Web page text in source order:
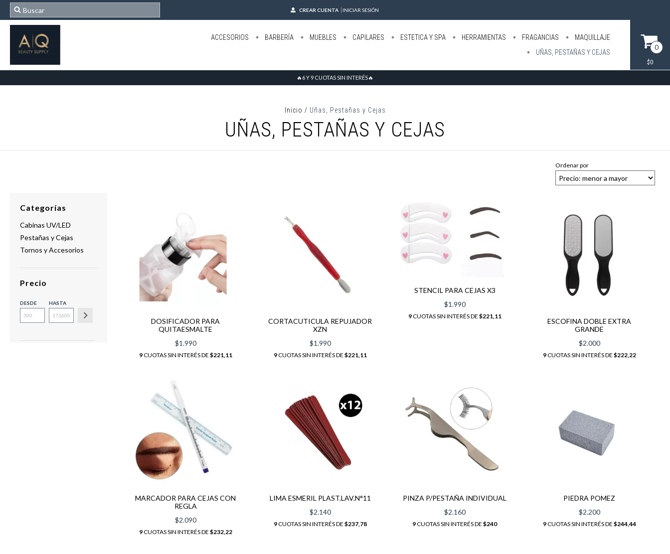
CREAR CUENTA INICIAR SESIÓN
ACCESORIOS BARBERÍA MUEBLES CAPILARES ESTETICA Y SPA HERRAMIENTAS FRAGANCIAS
MAQUILLAJE
UÑAS, PESTAÑAS Y CEJAS
0
$0
🔥6 Y 9 CUOTAS SIN INTERÉS🔥
Inicio / Uñas, Pestañas y Cejas
UÑAS, PESTAÑAS Y CEJAS
Ordenar por
Categorías
Cabinas UV/LED
Pestañas y Cejas
Tornos y Accesorios
Precio
DESDE HASTA
DOSIFICADOR PARA
QUITAESMALTE
$1.990
9CUOTAS SIN INTERÉS DE $221,11
CORTACUTICULA REPUJADOR
XZN
$1.990
9CUOTAS SIN INTERÉS DE $221,11
STENCIL PARA CEJAS X3
$1.990
9CUOTAS SIN INTERÉS DE $221,11
ESCOFINA DOBLE EXTRA
GRANDE
$2.000
9CUOTAS SIN INTERÉS DE $222,22
MARCADOR PARA CEJAS CON
REGLA
$2.090
9CUOTAS SIN INTERÉS DE $232,22
LIMA ESMERIL PLAST.LAV.N°11
$2.140
9CUOTAS SIN INTERÉS DE $237,78
PINZA P/PESTAÑA INDIVIDUAL
$2.160
9CUOTAS SIN INTERÉS DE$240
PIEDRA POMEZ
$2.200
9CUOTAS SIN INTERÉS DE $244,44